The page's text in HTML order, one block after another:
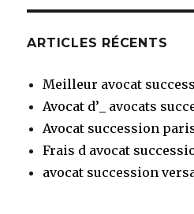
ARTICLES RÉCENTS
Meilleur avocat
Avocat d’_ avocats
Avocat succession
Frais d avocat
avocat succession